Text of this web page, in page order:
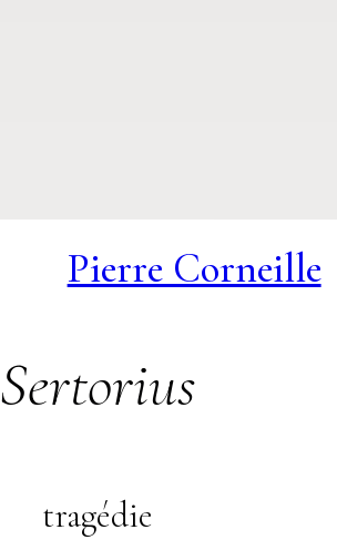
Pierre Corneille
Sertorius
tragédie